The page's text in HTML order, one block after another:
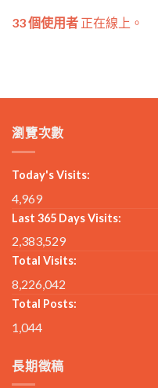
33 個使用者 正在線上。
瀏覽次數
Today's Visits:
4,969
Last 365 Days Visits:
2,383,529
Total Visits:
8,226,042
Total Posts:
1,044
長期徵稿